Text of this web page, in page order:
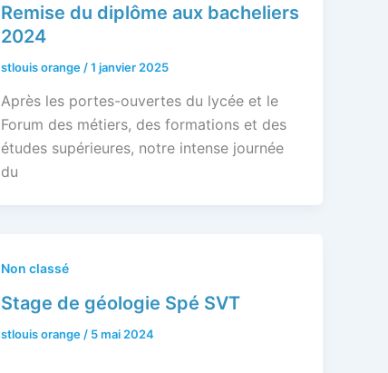
Remise du diplôme aux bacheliers
2024
stlouis orange /1 janvier 2025
Après les portes-ouvertes du lycée et le
Forum des métiers, des formations et des
études supérieures, notre intense journée
du
Non classé
Stage de géologie Spé SVT
stlouis orange / 5 mai 2024